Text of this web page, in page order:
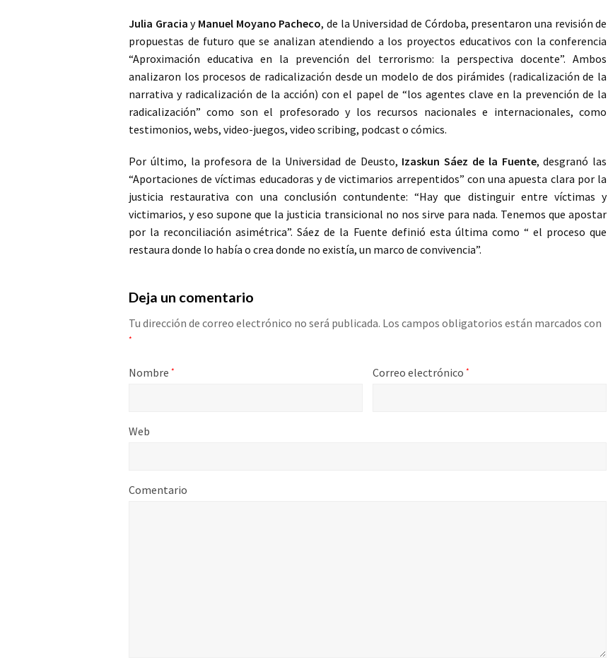
Julia Gracia y Manuel Moyano Pacheco, de la Universidad de Córdoba, presentaron una revisión de
propuestas de futuro que se analizan atendiendo a los proyectos educativos con la conferencia
“Aproximación educativa en la prevención del terrorismo: la perspectiva docente”. Ambos
analizaron los procesos de radicalización desde un modelo de dos pirámides (radicalización de la
narrativa y radicalización de la acción) con el papel de “los agentes clave en la prevención de la
radicalización” como son el profesorado y los recursos nacionales e internacionales, como
testimonios, webs, video-juegos, video scribing, podcast o cómics.
Por último, la profesora de la Universidad de Deusto, Izaskun Sáez de la Fuente, desgranó las
“Aportaciones de víctimas educadoras y de victimarios arrepentidos” con una apuesta clara por la
justicia restaurativa con una conclusión contundente: “Hay que distinguir entre víctimas y
victimarios, y eso supone que la justicia transicional no nos sirve para nada. Tenemos que apostar
por la reconciliación asimétrica”. Sáez de la Fuente definió esta última como “ el proceso que
restaura donde lo había o crea donde no existía, un marco de convivencia”.
Deja un comentario
Tu dirección de correo electrónico no será publicada. Los campos obligatorios están marcados con
*
Nombre * Correo electrónico *
Web
Comentario